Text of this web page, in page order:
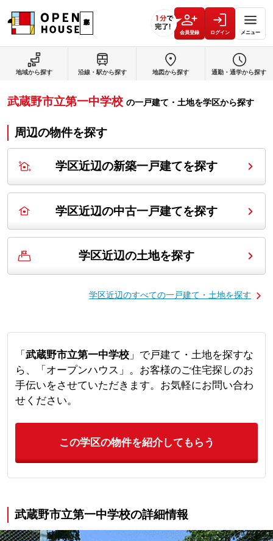
会員登録 ログイン メニュー
地域から探す 沿線・駅から探す 地図から探す 通勤・通学から探す
武蔵野市立第一中学校 の一戸建て・土地を学区から探す
周辺の物件を探す
学区近辺の新築一戸建てを探す
学区近辺の中古一戸建てを探す
学区近辺の土地を探す
学区近辺のすべての一戸建て・土地を探す
「 武蔵野市立第一中学校」で戸建て・土地を探すな
ら、「オープンハウス」。お客様のご住宅探しのお
手伝いをさせていただきます。お気軽にお問い合わ
せください。
この学区の物件を紹介してもらう
武蔵野市立第一中学校の詳細情報